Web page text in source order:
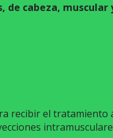
de cabeza,
recibir el tratamiento